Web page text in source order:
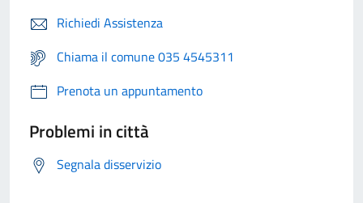
Richiedi Assistenza
Chiama il comune 035 4545311
Prenota un appuntamento
Problemi in città
Segnala disservizio